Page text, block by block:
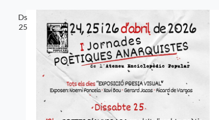
Ds
25